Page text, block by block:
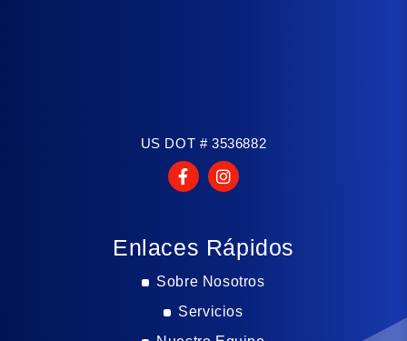
Enlaces Rápidos
Sobre Nosotros
Servicios
US DOT # 3536882